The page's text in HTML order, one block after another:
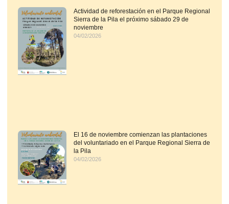
Actividad de reforestación en el Parque Regional
Sierra de la Pila el próximo sábado 29 de
noviembre
04/02/2026
El 16 de noviembre comienzan las plantaciones
del voluntariado en el Parque Regional Sierra de
la Pila
04/02/2026